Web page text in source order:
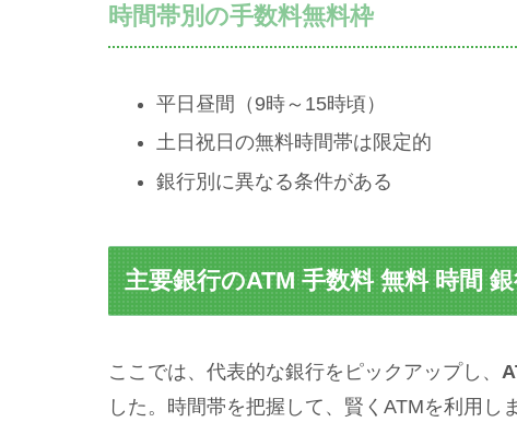
時間帯別の手数料無料枠
平日昼間（9時～15時頃）
土日祝日の無料時間帯は限定的
銀行別に異なる条件がある
主要銀行のATM 手数料 無料 時間
ここでは、代表的な銀行をピックアップし、
した。時間帯を把握して、賢くATMを利用し